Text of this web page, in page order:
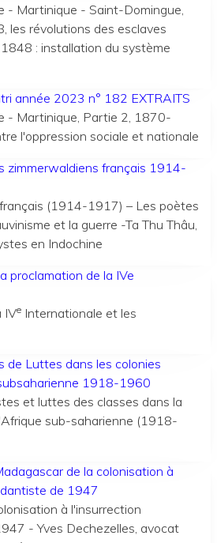
- Martinique - Saint-Domingue,
les révolutions des esclaves
: installation du système
année 2023 n° 182 EXTRAITS
- Martinique, Partie 2, 1870-
l'oppression sociale et nationale
zimmerwaldiens français 1914-
(1914-1917) – Les poètes
et la guerre -Ta Thu Thâu,
en Indochine
proclamation de la IVe
IVe Internationale et les
Luttes dans les colonies
1918-1960
et luttes des classes dans la
sub-saharienne (1918-
de la colonisation à
de 1947
à l'insurrection
- Yves Dechezelles, avocat